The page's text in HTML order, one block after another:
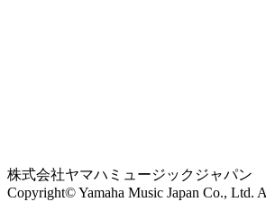
株式会社ヤマハミュージックジャパン
Copyright© Yamaha Music Japan Co., Ltd.